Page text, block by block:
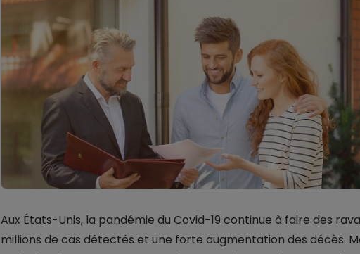
Aux États-Unis, la pandémie du Covid-19 continue à faire des
millions de cas détectés et une forte augmentation des décès.